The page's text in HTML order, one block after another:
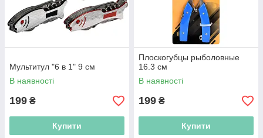
Мультитул "6 в 1" 9 см
В наявності
199 ₴
Купити
Плоскогубцы рыболовные
16.3 см
В наявності
199 ₴
Купити